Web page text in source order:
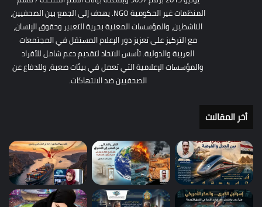
المنظمات غير الحكومية NGO. يهدف إلى الجمع بين الصحفيين،
الناشطين، والمؤسسات المعنية بحرية التعبير وحقوق الإنسان،
مع التركيز على تعزيز دور الإعلام المستقل في المجتمعات
العربية والدولية. تأسس الاتحاد لتقديم دعم شامل للأفراد
والمؤسسات الإعلامية التي تعمل في بيئات صعبة، وللدفاع عن
الصحفيين ضد الانتهاكات.
أخر المقالات